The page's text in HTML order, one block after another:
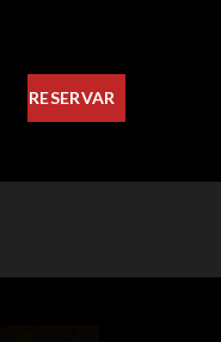
RESERVAR